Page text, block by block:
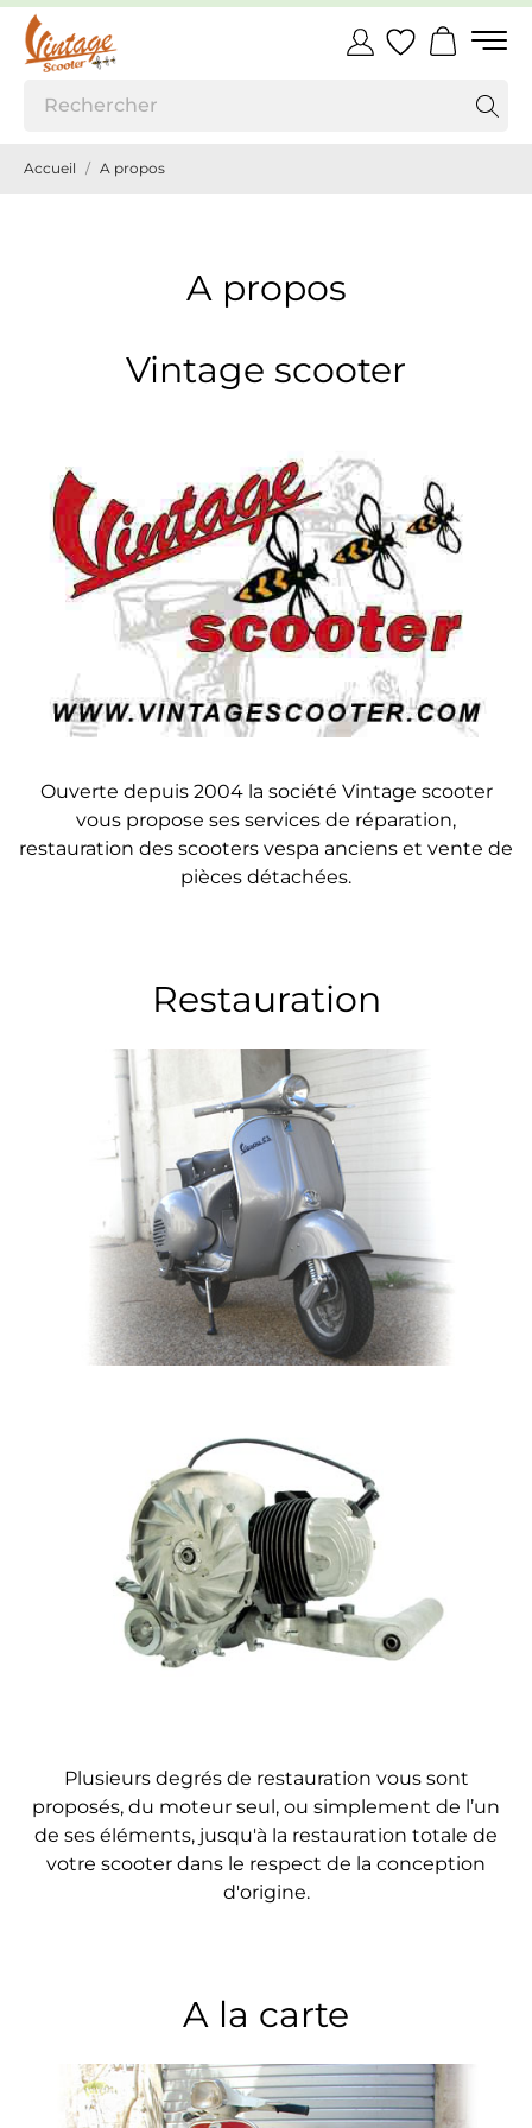
Accueil A propos
A propos
Vintage scooter
Ouverte depuis 2004 la société Vintage scooter
vous propose ses services de réparation,
restauration des scooters vespa anciens et vente de
pièces détachées.
Restauration
Plusieurs degrés de restauration vous sont
proposés, du moteur seul, ou simplement de l’un
de ses éléments, jusqu'à la restauration totale de
votre scooter dans le respect de la conception
d'origine.
A la carte